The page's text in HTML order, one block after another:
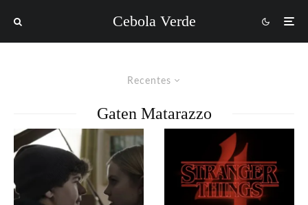
Cebola Verde
Recentes
Gaten Matarazzo